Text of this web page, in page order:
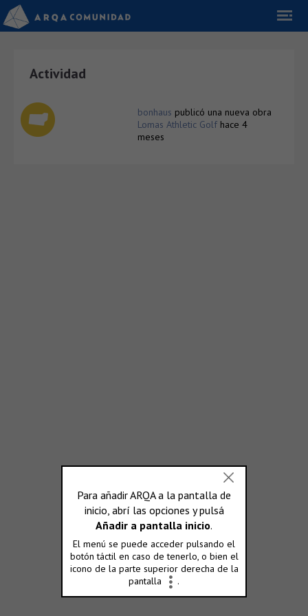
Actividad
bonhaus publicó una nueva obra
Lomas Athletic Golf hace 4
meses